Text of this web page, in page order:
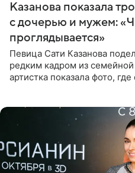
Казанова показала
с дочерью и мужем:
проглядывается»
Певица Сати Казанова
редким кадром из
артистка показала фото,